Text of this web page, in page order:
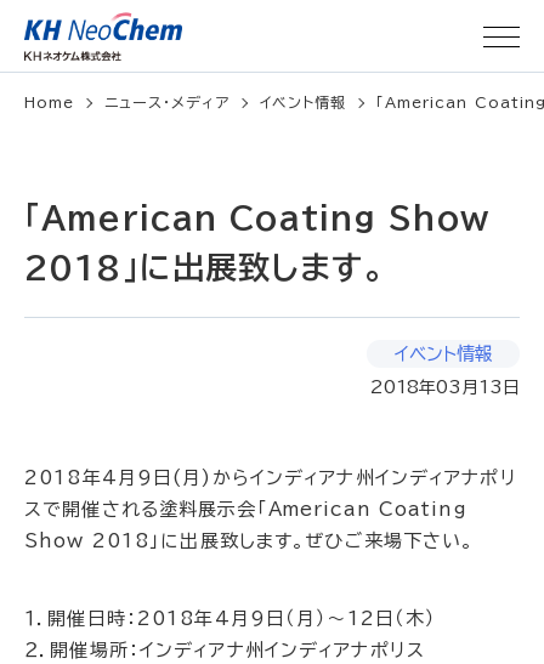
Home ニュース・メディア イベント情報 「American
「American Coating Show
2018」に出展致します。
イベント情報
2018年03月13日
2018年4月9日(月)からインディアナ州インディアナポリ
スで開催される塗料展示会「American Coating
Show 2018」に出展致します。ぜひご来場下さい。
１．開催日時：2018年4月9日（月）～12日（木）
２．開催場所：インディアナ州インディアナポリス